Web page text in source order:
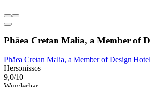
Phāea Cretan Malia, a Member of
Phāea Cretan Malia, a Member of Design
Hersonissos
9,0/10